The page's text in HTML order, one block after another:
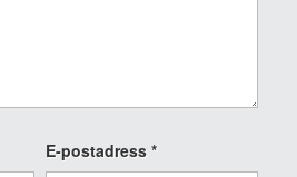
E-postadress *